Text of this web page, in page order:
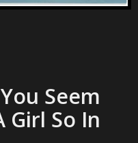
Seem
Girl So In